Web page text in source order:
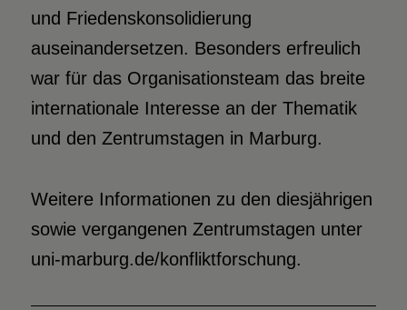
und Friedenskonsolidierung
auseinandersetzen. Besonders erfreulich
war für das Organisationsteam das breite
internationale Interesse an der Thematik
und den Zentrumstagen in Marburg.
Weitere Informationen zu den diesjährigen
sowie vergangenen Zentrumstagen unter
uni-marburg.de/konfliktforschung.